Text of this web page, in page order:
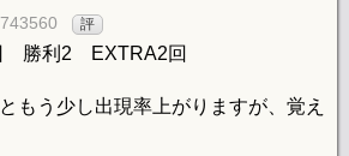
評
勝利2 EXTRA2回
もう少し出現率上がりますが、覚え